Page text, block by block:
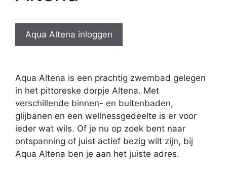
Aqua Altena inloggen
Aqua Altena is een prachtig zwembad gelegen
in het pittoreske dorpje Altena. Met
verschillende binnen- en buitenbaden,
glijbanen en een wellnessgedeelte is er voor
ieder wat wils. Of je nu op zoek bent naar
ontspanning of juist actief bezig wilt zijn, bij
Aqua Altena ben je aan het juiste adres.